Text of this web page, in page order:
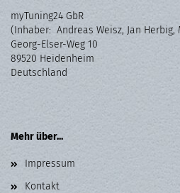
myTuning24 GbR
(Inhaber: Andreas Weisz, Jan Herbig,
Georg-Elser-Weg 10
89520 Heidenheim
Deutschland
Mehr über...
Impressum
Kontakt